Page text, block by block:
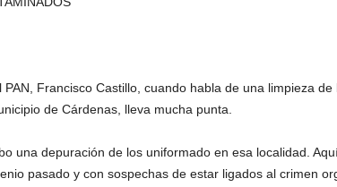
Francisco Castillo, cuando habla de una limpieza de
de Cárdenas, lleva mucha punta.
una depuración de los uniformado en esa localidad.
pasado y con sospechas de estar ligados al crimen